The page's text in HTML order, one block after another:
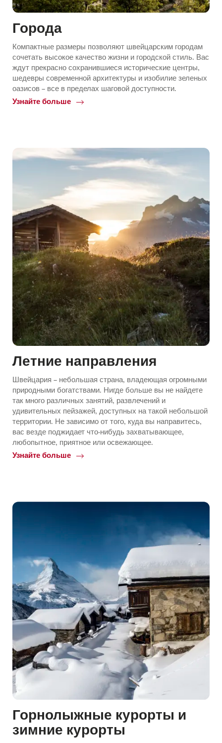
Города
Компактные размеры позволяют швейцарским городам
сочетать высокое качество жизни и городской стиль. Вас
ждут прекрасно сохранившиеся исторические центры,
шедевры современной архитектуры и изобилие зеленых
оазисов – все в пределах шаговой доступности.
Узнайте больше
Common.Of
Летние направления
Швейцария – небольшая страна, владеющая огромными
природными богатствами. Нигде больше вы не найдете
так много различных занятий, развлечений и
удивительных пейзажей, доступных на такой небольшой
территории. Не зависимо от того, куда вы направитесь,
вас везде поджидает что-нибудь захватывающее,
любопытное, приятное или освежающее.
Узнайте больше
Common.Of
Горнолыжные курорты и
зимние курорты